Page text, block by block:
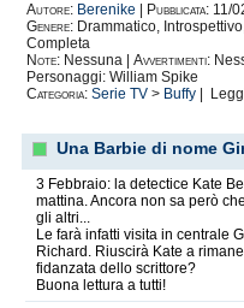
Autore: Berenike Pubblicata: 11/
Genere: Drammatico,
Completa
Note: Nessuna | Avvertimenti:
Personaggi: William Spike
Categoria: Serie TV > Buffy |
Una Barbie di nome
3 Febbraio: la detectice Kate
mattina. Ancora non sa però
gli altri...
Le farà infatti visita in centrale
Richard. Riuscirà Kate a
fidanzata dello scrittore?
Buona lettura a tutti!